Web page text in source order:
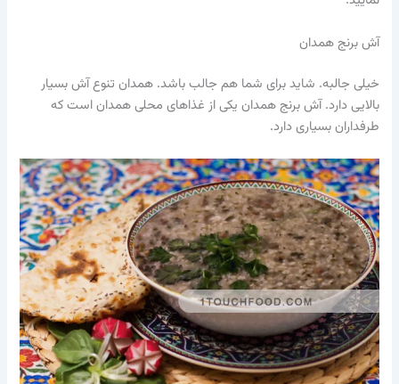
آش برنج همدان
خیلی جالبه. شاید برای شما هم جالب باشد. همدان تنوع آش بسیار
بالایی دارد. آش برنج همدان یکی از غذاهای محلی همدان است که
طرفداران بسیاری دارد.